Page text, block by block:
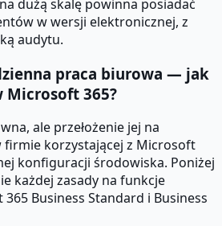
dużą skalę powinna posiadać
w wersji elektronicznej, z
audytu.
praca biurowa — jak
Microsoft 365?
ale przełożenie jej na
firmie korzystającej z Microsoft
konfiguracji środowiska. Poniżej
każdej zasady na funkcje
Business Standard i Business